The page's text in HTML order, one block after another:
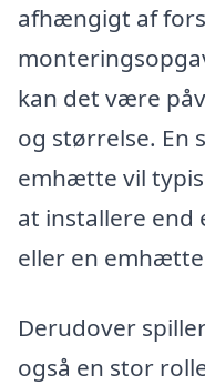
afhængigt af
kan det være
og størrelse.
emhætte vil
at installere end
eller en
Derudover
også en stor